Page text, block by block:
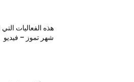
هذه الفعاليات
شهر تموز – فيديو